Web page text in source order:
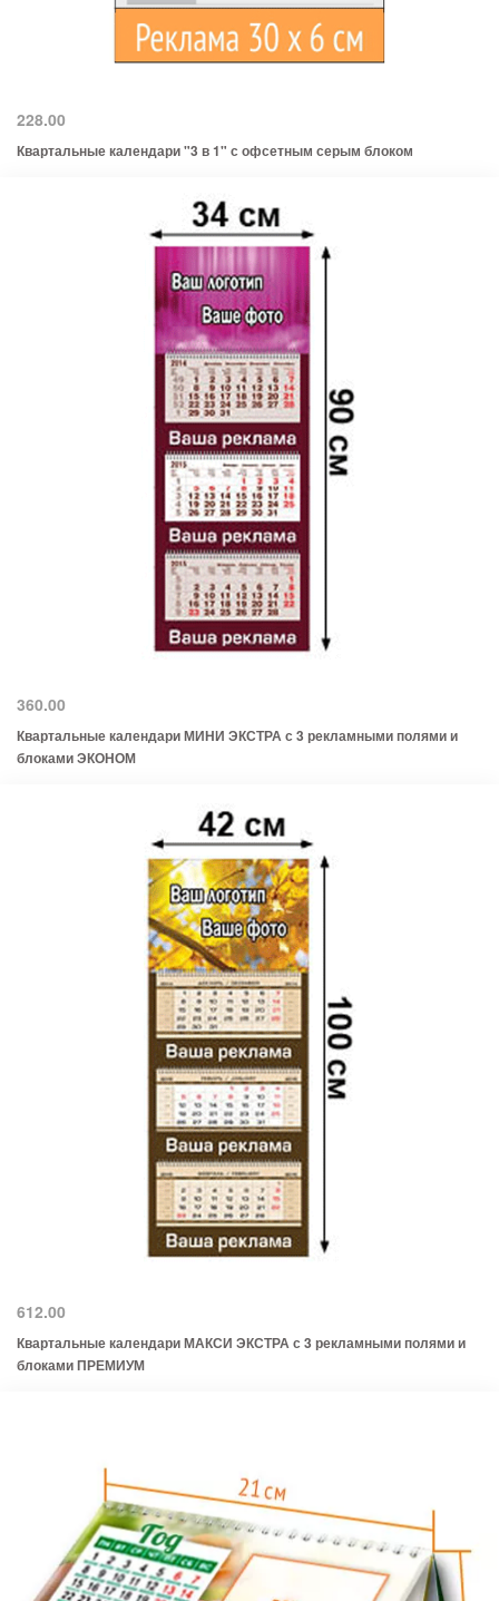
228.00
Квартальные календари "3 в 1" с офсетным серым блоком
360.00
Квартальные календари МИНИ ЭКСТРА с 3 рекламными полями и
блоками ЭКОНОМ
612.00
Квартальные календари МАКСИ ЭКСТРА с 3 рекламными полями и
блоками ПРЕМИУМ